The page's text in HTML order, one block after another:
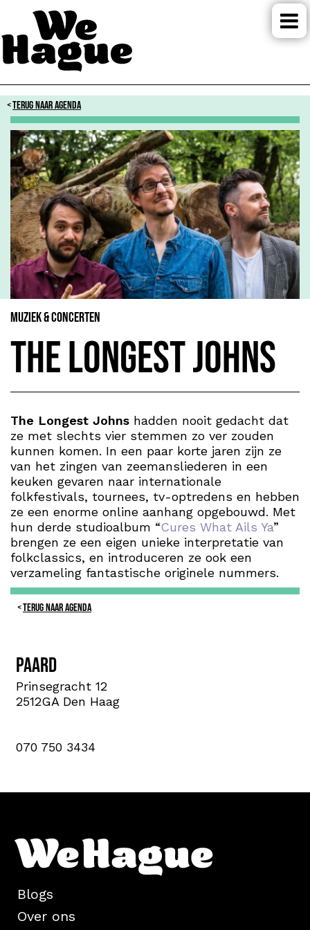
TERUG NAAR AGENDA
Muziek & Concerten
The Longest Johns
The Longest Johns hadden nooit gedacht dat
ze met slechts vier stemmen zo ver zouden
kunnen komen. In een paar korte jaren zijn ze
van het zingen van zeemansliederen in een
keuken gevaren naar internationale
folkfestivals, tournees, tv-optredens en hebben
ze een enorme online aanhang opgebouwd. Met
hun derde studioalbum “Cures What Ails Ya”
brengen ze een eigen unieke interpretatie van
folkclassics, en introduceren ze ook een
verzameling fantastische originele nummers.
TERUG NAAR AGENDA
PAARD
Prinsegracht 12
2512GA Den Haag
070 750 3434
Blogs
Over ons